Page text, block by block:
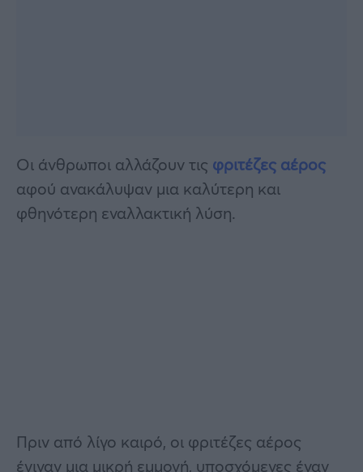
Oι άνθρωποι αλλάζουν τις φριτέζες αέρος
αφού ανακάλυψαν μια καλύτερη και
φθηνότερη εναλλακτική λύση.
Πριν από λίγο καιρό, οι φριτέζες αέρος
έγιναν μια μικρή εμμονή, υποσχόμενες έναν